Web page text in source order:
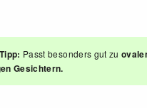
Passt besonders gut zu
Gesichtern.